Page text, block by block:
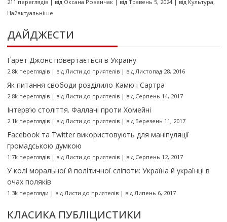
211 переглядів| від Оксана Ровенчак| від Травень 5, 2024| від Культура,
Найактуальніше
ДАЙДЖЕСТИ
Ґарет Джонс повертається в Україну
2.8k переглядів| від Листи до приятелів| від Листопад 28, 2016
Як питання свободи розділило Камю і Сартра
2.8k переглядів| від Листи до приятелів| від Серпень 14, 2017
Інтерв’ю століття. Фаллачі проти Хомейні
2.1k переглядів| від Листи до приятелів| від Березень 11, 2017
Facebook та Twitter використовують для маніпуляції
громадською думкою
1.7k переглядів| від Листи до приятелів| від Серпень 12, 2017
У колі моральної й політичної сліпоти: Україна й українці в
очах поляків
1.3k перегляди | від Листи до приятелів| від Липень 6, 2017
КЛАСИКА ПУБЛІЦИСТИКИ